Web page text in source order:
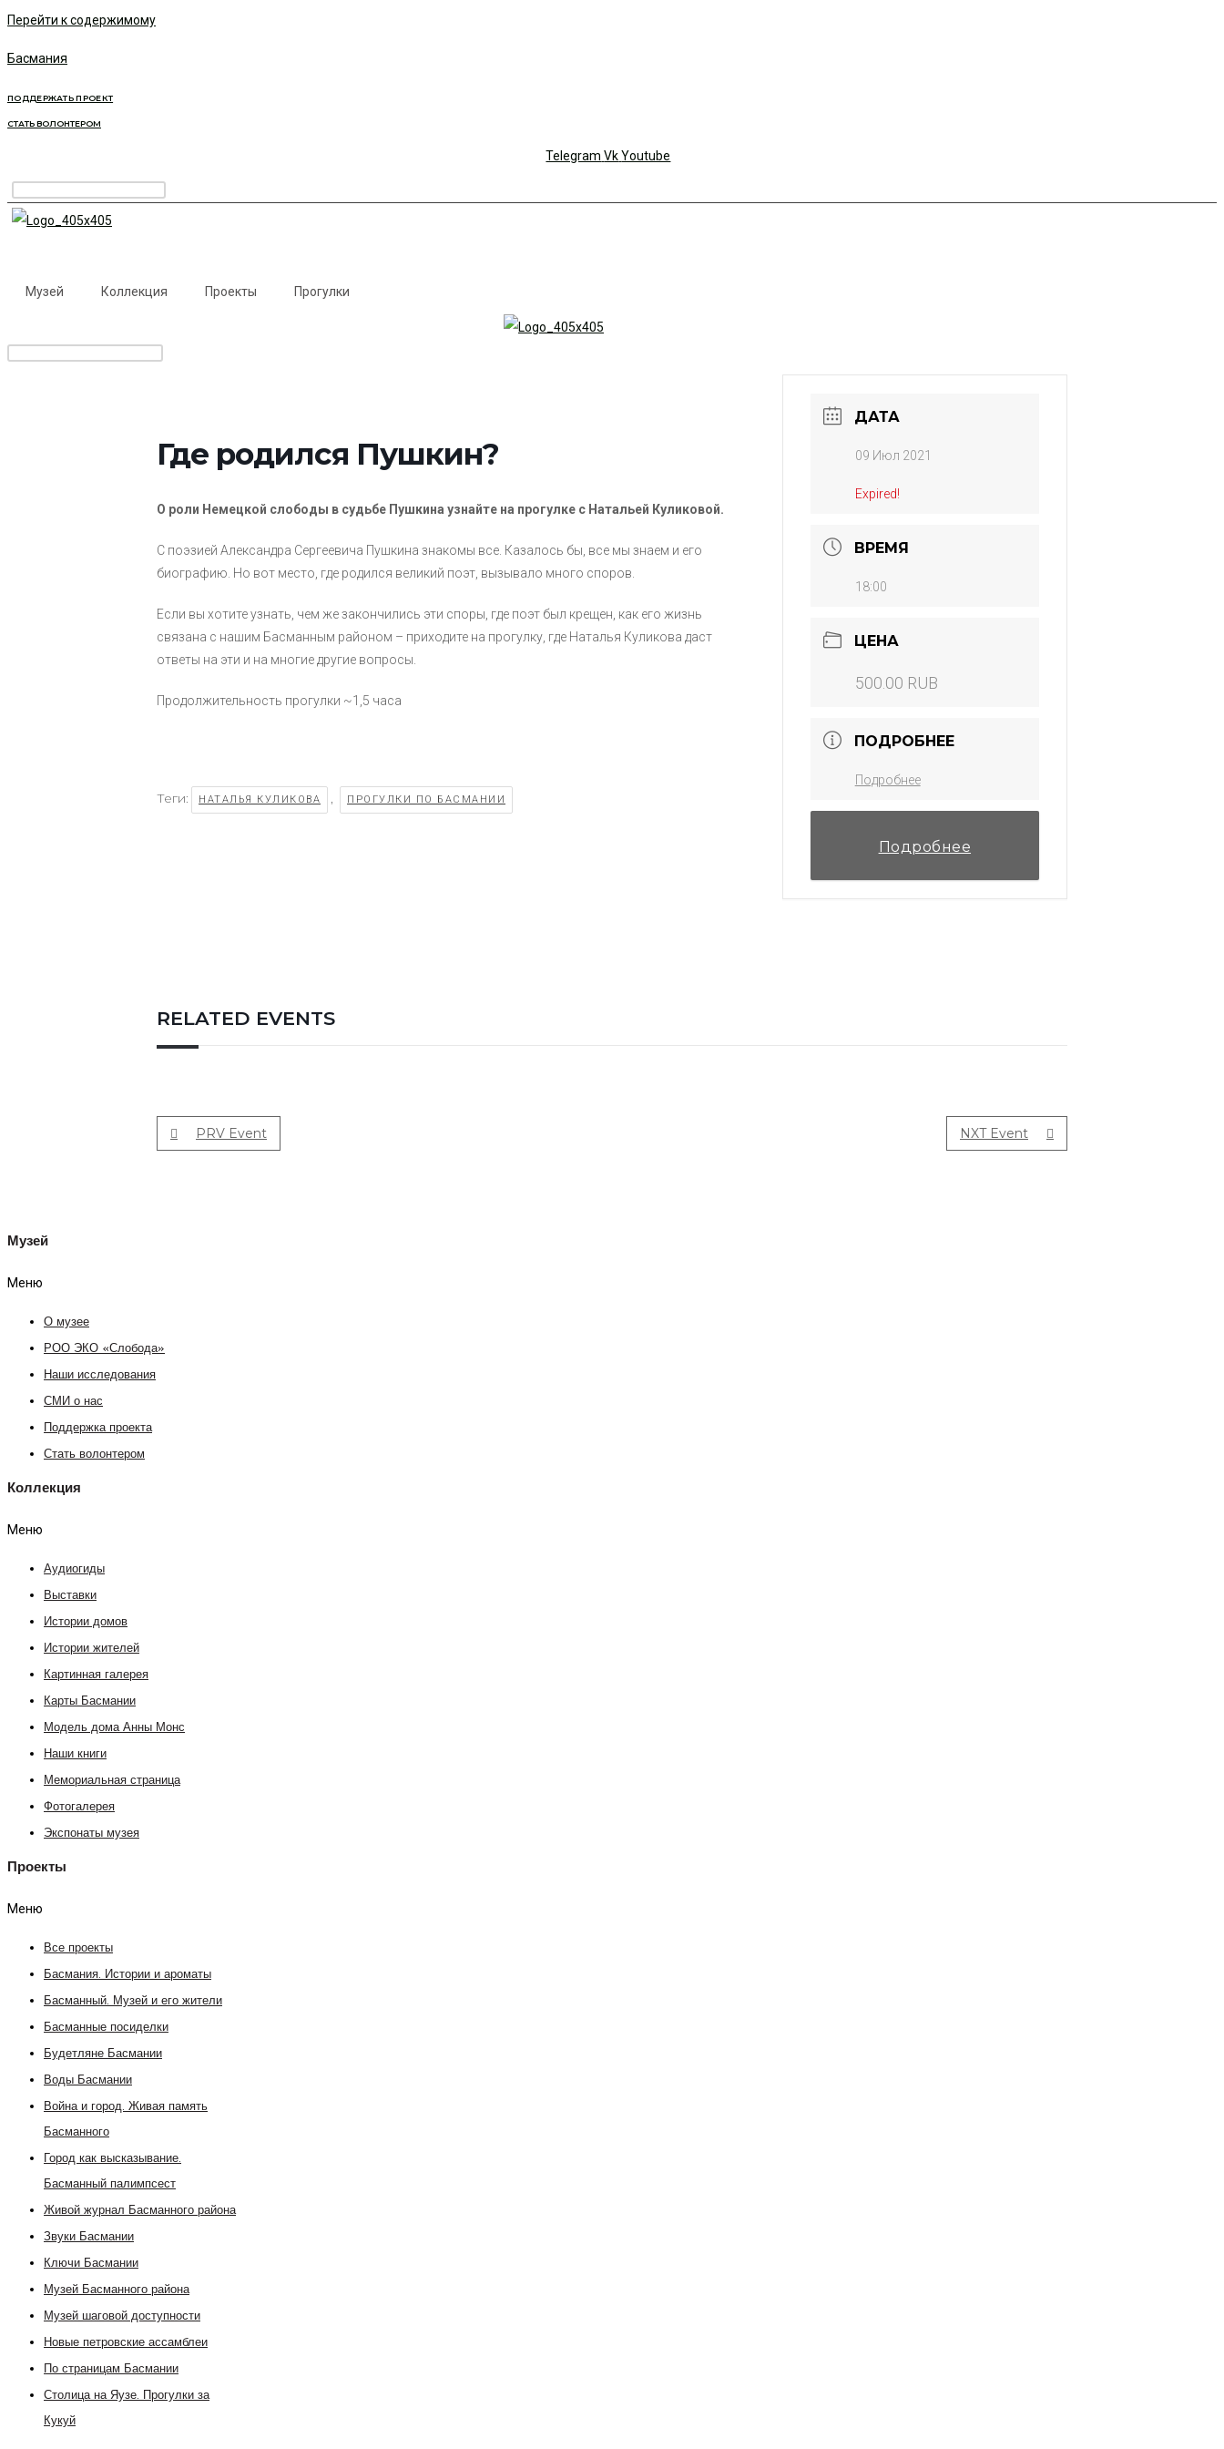
Перейти к содержимому
Басмания
ПОДДЕРЖАТЬ ПРОЕКТ
СТАТЬ ВОЛОНТЕРОМ
Telegram Vk Youtube
Музей Коллекция Проекты Прогулки
Где родился Пушкин?
О роли Немецкой слободы в судьбе Пушкина узнайте на прогулке с Натальей Куликовой.
С поэзией Александра Сергеевича Пушкина знакомы все. Казалось бы, все мы знаем и его
биографию. Но вот место, где родился великий поэт, вызывало много споров.
Если вы хотите узнать, чем же закончились эти споры, где поэт был крещен, как его жизнь
связана с нашим Басманным районом – приходите на прогулку, где Наталья Куликова даст
ответы на эти и на многие другие вопросы.
Продолжительность прогулки ~1,5 часа
Теги: НАТАЛЬЯ КУЛИКОВА , ПРОГУЛКИ ПО БАСМАНИИ
ДАТА
09 Июл 2021
Expired!
ВРЕМЯ
18:00
ЦЕНА
500.00 RUB
ПОДРОБНЕЕ
Подробнее
Подробнее
RELATED EVENTS
PRV Event NXT Event
Музей
Меню
О музее
РОО ЭКО «Слобода»
Наши исследования
СМИ о нас
Поддержка проекта
Стать волонтером
Коллекция
Меню
Аудиогиды
Выставки
Истории домов
Истории жителей
Картинная галерея
Карты Басмании
Модель дома Анны Монс
Наши книги
Мемориальная страница
Фотогалерея
Экспонаты музея
Проекты
Меню
Все проекты
Басмания. Истории и ароматы
Басманный. Музей и его жители
Басманные посиделки
Будетляне Басмании
Воды Басмании
Война и город. Живая память
Басманного
Город как высказывание.
Басманный палимпсест
Живой журнал Басманного района
Звуки Басмании
Ключи Басмании
Музей Басманного района
Музей шаговой доступности
Новые петровские ассамблеи
По страницам Басмании
Столица на Яузе. Прогулки за
Кукуй